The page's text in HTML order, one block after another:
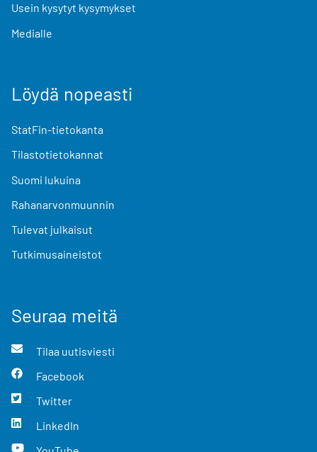
Usein kysytyt kysymykset
Medialle
Löydä nopeasti
StatFin-tietokanta
Tilastotietokannat
Suomi lukuina
Rahanarvonmuunnin
Tulevat julkaisut
Tutkimusaineistot
Seuraa meitä
Tilaa uutisviesti
Facebook
Twitter
LinkedIn